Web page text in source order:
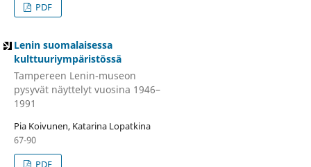
PDF
Lenin suomalaisessa
kulttuuriympäristössä
Tampereen Lenin-museon
pysyvät näyttelyt vuosina 1946–
1991
Pia Koivunen, Katarina Lopatkina
67-90
PDF